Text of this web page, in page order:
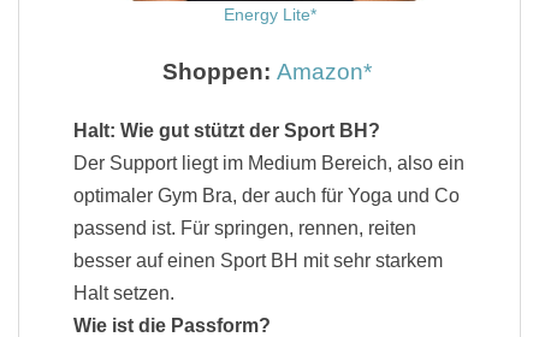
Energy Lite
Shoppen: Amazon
Halt: Wie gut stützt der Sport BH?
Der Support liegt im Medium Bereich, also ein
optimaler Gym Bra, der auch für Yoga und Co
passend ist. Für springen, rennen, reiten
besser auf einen Sport BH mit sehr starkem
Halt setzen.
Wie ist die Passform?